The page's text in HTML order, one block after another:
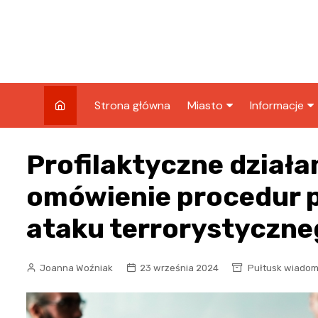
Strona główna Miasto
Wydarzenia
Kronika policyjna
Wypadek
Informacje
Podróże
Biznes
Profilaktyczne
omówienie procedur
ataku
Joanna Woźniak 23 września 2024 Pułtusk